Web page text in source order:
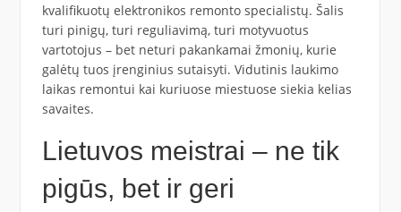
kvalifikuotų elektronikos remonto specialistų. Šalis
turi pinigų, turi reguliavimą, turi motyvuotus
vartotojus – bet neturi pakankamai žmonių, kurie
galėtų tuos įrenginius sutaisyti. Vidutinis laukimo
laikas remontui kai kuriuose miestuose siekia kelias
savaites.
Lietuvos meistrai – ne tik
pigūs, bet ir geri